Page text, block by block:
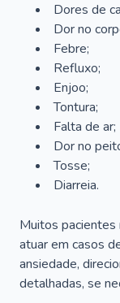
Dores de
Dor no
Febre;
Refluxo;
Enjoo;
Tontura;
Falta de ar;
Dor no
Tosse;
Diarreia.
Muitos pacientes
atuar em casos
ansiedade,
detalhadas, se